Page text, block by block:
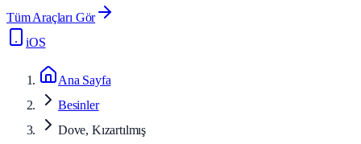
Tüm Araçları Gör
iOS
Ana Sayfa
Besinler
Dove, Kızartılmış